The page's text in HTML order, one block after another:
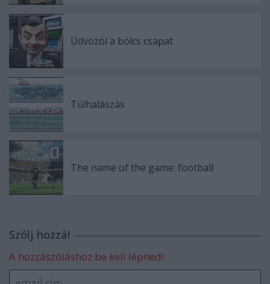
Üdvözöl a bölcs csapat
Túlhalászás
The name of the game: football
Szólj hozzá!
A hozzászóláshoz be kell lépned!